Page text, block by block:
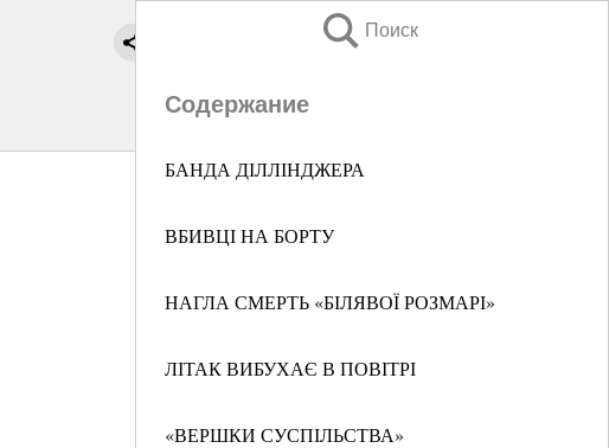
Поиск
Содержание
БАНДА ДІЛЛІНДЖЕРА
ВБИВЦІ НА БОРТУ
НАГЛА СМЕРТЬ «БІЛЯВОЇ РОЗМАРІ»
ЛІТАК ВИБУХАЄ В ПОВІТРІ
«ВЕРШКИ СУСПІЛЬСТВА»